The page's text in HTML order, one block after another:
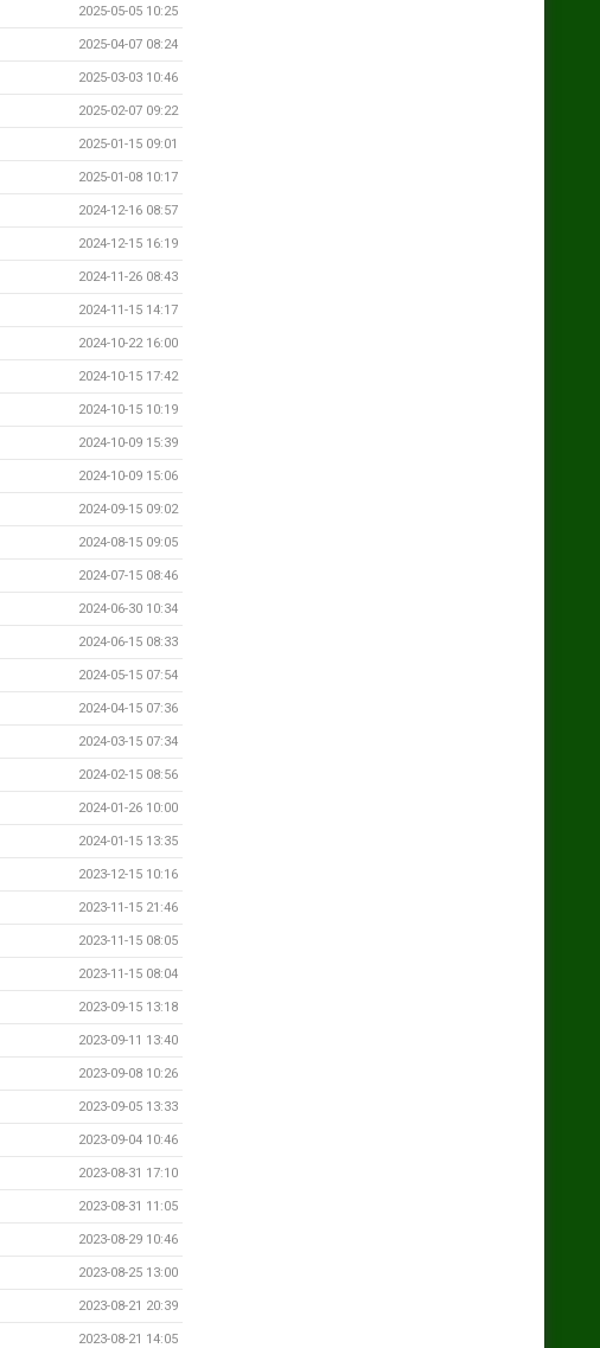
2025-05-05 10:25
2025-04-07 08:24
2025-03-03 10:46
2025-02-07 09:22
2025-01-15 09:01
2025-01-08 10:17
2024-12-16 08:57
2024-12-15 16:19
2024-11-26 08:43
2024-11-15 14:17
2024-10-22 16:00
2024-10-15 17:42
2024-10-15 10:19
2024-10-09 15:39
2024-10-09 15:06
2024-09-15 09:02
2024-08-15 09:05
2024-07-15 08:46
2024-06-30 10:34
2024-06-15 08:33
2024-05-15 07:54
2024-04-15 07:36
2024-03-15 07:34
2024-02-15 08:56
2024-01-26 10:00
2024-01-15 13:35
2023-12-15 10:16
2023-11-15 21:46
2023-11-15 08:05
2023-11-15 08:04
2023-09-15 13:18
2023-09-11 13:40
2023-09-08 10:26
2023-09-05 13:33
2023-09-04 10:46
2023-08-31 17:10
2023-08-31 11:05
2023-08-29 10:46
2023-08-25 13:00
2023-08-21 20:39
2023-08-21 14:05